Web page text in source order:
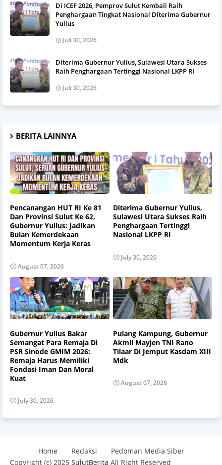
Di ICEF 2026, Pemprov Sulut Kembali Raih
Penghargaan Tingkat Nasional Diterima Gubernur
Yulius
Juli 30, 2026
Diterima Gubernur Yulius, Sulawesi Utara Sukses
Raih Penghargaan Tertinggi Nasional LKPP RI
Juli 30, 2026
BERITA LAINNYA
Pencanangan HUT RI Ke 81
Dan Provinsi Sulut Ke 62,
Gubernur Yulius: Jadikan
Bulan Kemerdekaan
Momentum Kerja Keras
August 07, 2026
Diterima Gubernur Yulius,
Sulawesi Utara Sukses Raih
Penghargaan Tertinggi
Nasional LKPP RI
July 30, 2026
Gubernur Yulius Bakar
Semangat Para Remaja Di
PSR Sinode GMIM 2026:
Remaja Harus Memiliki
Fondasi Iman Dan Moral
Kuat
July 30, 2026
Pulang Kampung, Gubernur
Akmil Mayjen TNI Rano
Tilaar Di Jemput Kasdam XIII
Mdk
August 07, 2026
Home Redaksi
Pedoman Media Siber
Copyright (c) 2025 SulutBerita All Right Reserved